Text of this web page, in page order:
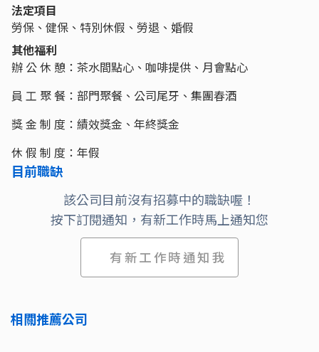
法定項目
勞保、健保、特別休假、勞退、婚假
其他福利
辦 公 休 憩：茶水間點心、咖啡提供、月會點心
員 工 聚 餐：部門聚餐、公司尾牙、集團春酒
獎 金 制 度：績效獎金、年終獎金
休 假 制 度：年假
目前職缺
該公司目前沒有招募中的職缺喔！
按下訂閱通知，有新工作時馬上通知您
有新工作時通知我
相關推薦公司